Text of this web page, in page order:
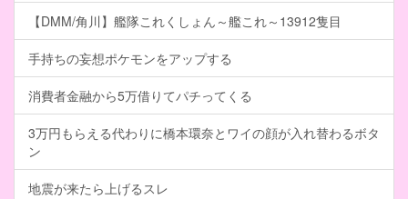
【DMM/角川】艦隊これくしょん～艦これ～13912隻目
手持ちの妄想ポケモンをアップする
消費者金融から5万借りてパチってくる
3万円もらえる代わりに橋本環奈とワイの顔が入れ替わるボタ
ン
地震が来たら上げるスレ